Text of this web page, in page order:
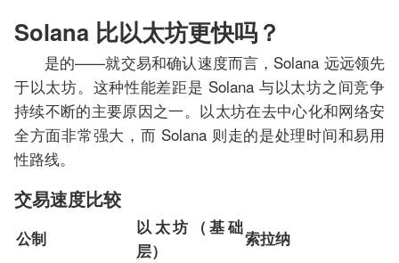
Solana 比以太坊更快吗？
是的——就交易和确认速度而言，Solana 远远领先
于以太坊。这种性能差距是 Solana 与以太坊之间竞争
持续不断的主要原因之一。以太坊在去中心化和网络安
全方面非常强大，而 Solana 则走的是处理时间和易用
性路线。
交易速度比较
公制
以太坊（基础
层）
索拉纳